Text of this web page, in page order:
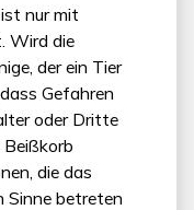
nur mit
Wird die
der ein Tier
Gefahren
oder Dritte
die das
Sinne betreten